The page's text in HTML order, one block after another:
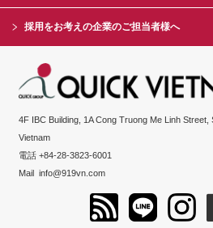
採用をお考えの企業のご担当者様へ
4F IBC Building, 1A Cong Truong Me Linh Street,
Vietnam
電話 +84-28-3823-6001
Mailinfo@919vn.com